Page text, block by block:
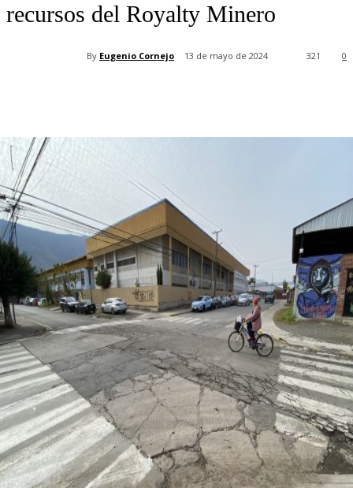
recursos del Royalty Minero
By Eugenio Cornejo 13 de mayo de 2024 0
321